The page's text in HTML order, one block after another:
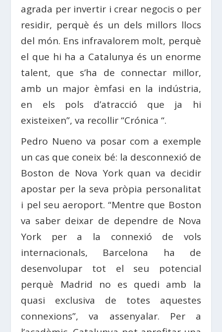
agrada per invertir i crear negocis o per
residir, perquè és un dels millors llocs
del món. Ens infravalorem molt, perquè
el que hi ha a Catalunya és un enorme
talent, que s’ha de connectar millor,
amb un major èmfasi en la indústria,
en els pols d’atracció que ja hi
existeixen”, va recollir “Crónica “.
Pedro Nueno va posar com a exemple
un cas que coneix bé: la desconnexió de
Boston de Nova York quan va decidir
apostar per la seva pròpia personalitat
i pel seu aeroport. “Mentre que Boston
va saber deixar de dependre de Nova
York per a la connexió de vols
internacionals, Barcelona ha de
desenvolupar tot el seu potencial
perquè Madrid no es quedi amb la
quasi exclusiva de totes aquestes
connexions”, va assenyalar. Per a